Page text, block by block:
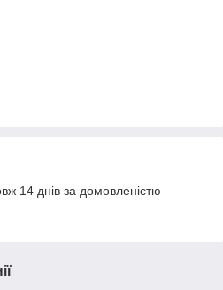
14 днів за домовленістю